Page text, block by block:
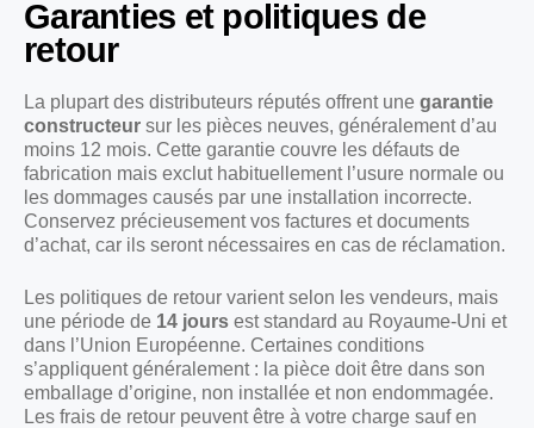
Garanties et politiques de
retour
La plupart des distributeurs réputés offrent une garantie
constructeur sur les pièces neuves, généralement d’au
moins 12 mois. Cette garantie couvre les défauts de
fabrication mais exclut habituellement l’usure normale ou
les dommages causés par une installation incorrecte.
Conservez précieusement vos factures et documents
d’achat, car ils seront nécessaires en cas de réclamation.
Les politiques de retour varient selon les vendeurs, mais
une période de 14 jours est standard au Royaume-Uni et
dans l’Union Européenne. Certaines conditions
s’appliquent généralement : la pièce doit être dans son
emballage d’origine, non installée et non endommagée.
Les frais de retour peuvent être à votre charge sauf en